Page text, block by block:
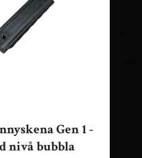
Gen 1 -
nivå bubbla